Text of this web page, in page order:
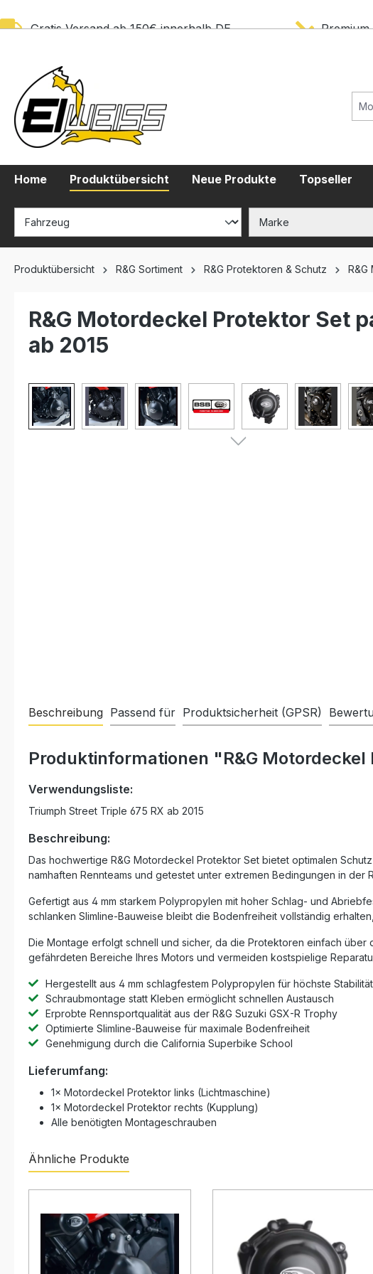
Gratis Versand ab 150€ innerhalb DE Premium
Home Produktübersicht Neue Produkte Topseller
Produktübersicht R&G Sortiment R&G Protektoren & Schutz
R&G Motordeckel Protektor Set
ab 2015
Bildergalerie überspringen
Beschreibung Passend für Produktsicherheit (GPSR)
Produktinformationen "R&G
Verwendungsliste:
Triumph Street Triple 675 RX ab 2015
Beschreibung:
Das hochwertige R&G Motordeckel Protektor Set bietet optimalen
namhaften Rennteams und getestet unter extremen Bedingungen in
Gefertigt aus 4 mm starkem Polypropylen mit hoher Schlag- und
schlanken Slimline-Bauweise bleibt die Bodenfreiheit vollständig
Die Montage erfolgt schnell und sicher, da die Protektoren einfach
gefährdeten Bereiche Ihres Motors und vermeiden kostspielige
Hergestellt aus 4 mm schlagfestem Polypropylen für höchste Stabilität
Schraubmontage statt Kleben ermöglicht schnellen Austausch
Erprobte Rennsportqualität aus der R&G Suzuki GSX-R Trophy
Optimierte Slimline-Bauweise für maximale Bodenfreiheit
Genehmigung durch die California Superbike School
Lieferumfang:
1× Motordeckel Protektor links (Lichtmaschine)
1× Motordeckel Protektor rechts (Kupplung)
Alle benötigten Montageschrauben
Ähnliche Produkte